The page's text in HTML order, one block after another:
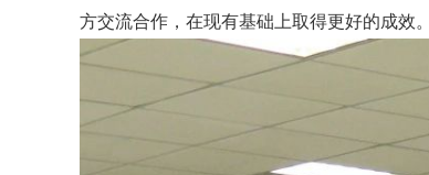
方交流合作，在现有基础上取得更好的成效。